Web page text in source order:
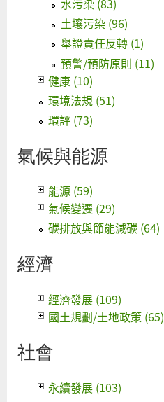
水污染 (83)
土壤污染 (96)
舉證責任反轉 (1)
預警/預防原則 (11)
健康 (10)
環境法規 (51)
環評 (73)
氣候與能源
能源 (59)
氣候變遷 (29)
碳排放與節能減碳 (64)
經濟
經濟發展 (109)
國土規劃/土地政策 (65)
社會
永續發展 (103)